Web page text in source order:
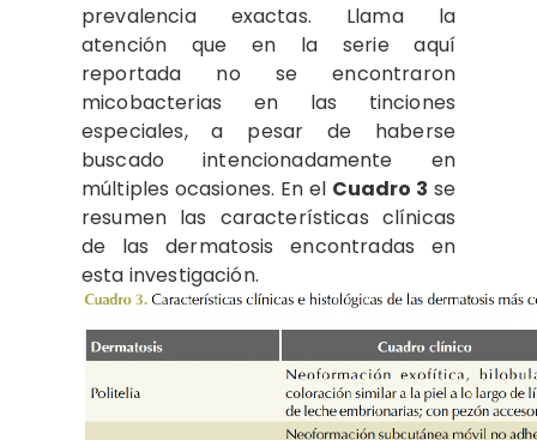
prevalencia exactas.
Llama la
atención que en la serie aquí
reportada no se encontraron
micobacterias en las tinciones
especiales, a pesar de haberse
buscado intencionadamente en
múltiples ocasiones. En el Cuadro 3 se
resumen las características clínicas
de las dermatosis encontradas en
esta investigación.